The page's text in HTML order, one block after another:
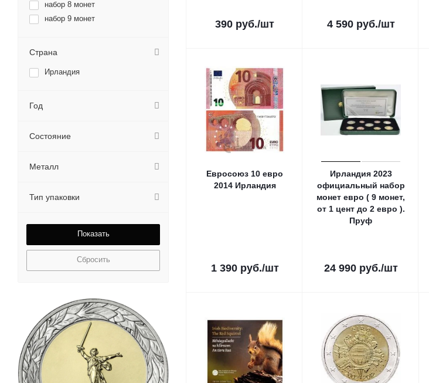
390 руб./шт 4 590руб./шт
Евросоюз 10 евро
2014 Ирландия
1 390руб./шт
Ирландия 2023
официальный набор
монет евро ( 9 монет,
от 1 цент до 2 евро ).
Пруф
24 990руб./шт
набор 8 монет
набор 9 монет
Страна
Ирландия
Год
Состояние
Металл
Тип упаковки
Сбросить